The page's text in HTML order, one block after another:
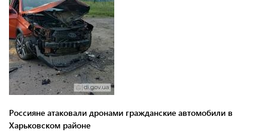
Россияне атаковали дронами гражданские автомобили в
Харьковском районе